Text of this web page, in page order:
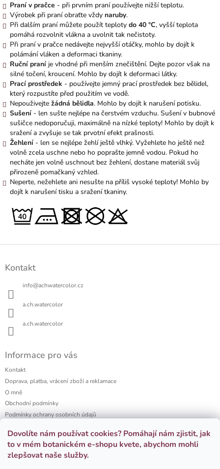
Dovolíte nám používat cookies? Pomáhají nám zjistit, jak
to v mém botanickém e-shopu kvete, abychom mohli
zlepšovat naše služby.
Praní v pračce - při prvním praní používejte nižší teplotu.
Výrobek při praní obraťte vždy naruby.
Při dalším praní můžete použít teploty do 40 °C, vyšší teplota
pomáhá rozvolnit vlákna a uvolnit tak nečistoty.
Při praní v pračce nedávejte nejvyšší otáčky, mohlo by dojít k
polámání vláken a deformaci tkaniny.
Ruční praní je vhodné při menším znečištění. Dejte pozor však na
silné točení, kroucení. Mohlo by dojít k deformaci látky.
Prací prostředek - používejte jemný prací prostředek bez bělidel,
který rozpustíte před použitím ve vodě.
Nepouživejte žádná bělidla. Mohlo by dojít k narušení potisku.
Sušení - len sušte nejlépe na čerstvém vzduchu. Sušení v bubnové
sušičce nedoporučuji, maximálně na nízké teploty! Mohlo by dojít k
sražení a zvyšuje se tak prvotní efekt prašnosti.
Žehlení - len se nejlépe žehlí ještě vlhký. Vyžehlete ho ještě než
volně zcela uschne nebo ho poprašte jemně vodou. Pokud ho
necháte jen volně uschnout bez žehlení, dostane materiál svůj
přirozeně pomačkaný vzhled.
Neperte, nežehlete ani nesušte na příliš vysoké teploty! Mohlo by
dojít k narušení tisku a sražení tkaniny.
Kontakt
info@achwatercolor.cz
a.ch.watercolor
a.ch.watercolor
Informace pro vás
Kontakt
Doprava, platba, vrácení zboží a reklamace
O mně
Obchodní podmínky
Podmínky ochrany osobních údajů
Firemní dárky